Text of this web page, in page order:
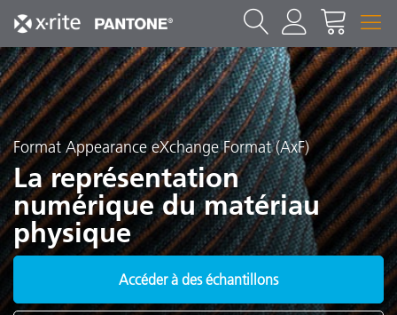
Format Appearance eXchange Format (AxF)
La représentation
numérique du matériau
physique
Accéder à des échantillons